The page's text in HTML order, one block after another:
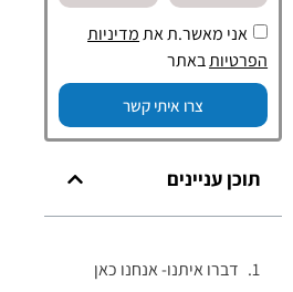
אני מאשר.ת אתמדיניות
הפרטיותבאתר
צרו איתי קשר
תוכן עניינים
דברו איתנו- אנחנו כאן